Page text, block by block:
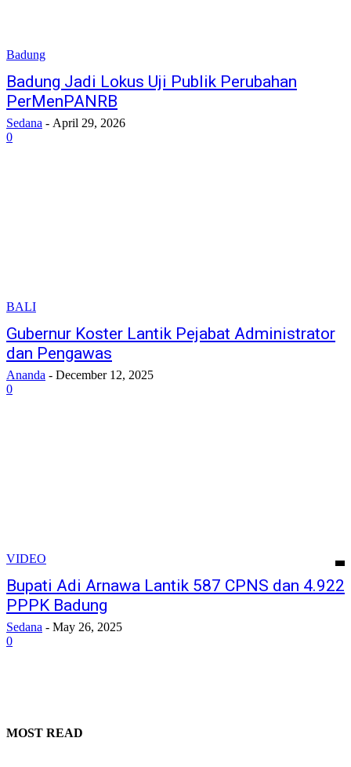
Badung
Badung Jadi Lokus Uji Publik Perubahan
PerMenPANRB
Sedana - April 29, 2026
0
BALI
Gubernur Koster Lantik Pejabat Administrator
dan Pengawas
Ananda - December 12, 2025
0
VIDEO
Bupati Adi Arnawa Lantik 587 CPNS dan 4.922
PPPK Badung
Sedana - May 26, 2025
0
MOST READ